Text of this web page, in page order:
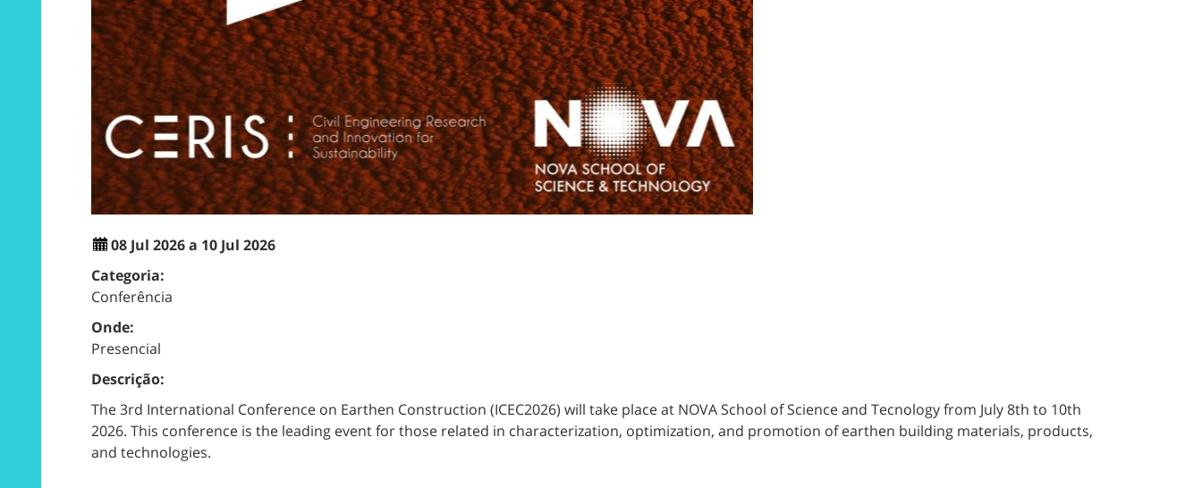
08 Jul 2026 a 10 Jul 2026
Categoria:
Conferência
Onde:
Presencial
Descrição:
The 3rd International Conference on Earthen Construction (ICEC2026) will take place at NOVA School of Science and Tecnology from July 8th to 10th
2026. This conference is the leading event for those related in characterization, optimization, and promotion of earthen building materials, products,
and technologies.